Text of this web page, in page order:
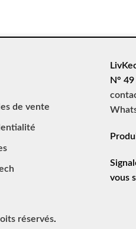
de vente
N°
vous
réservés.